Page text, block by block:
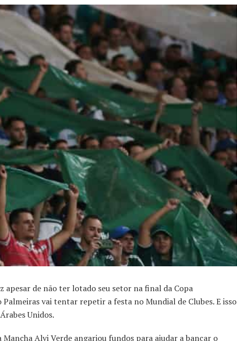
apesar de não ter lotado seu setor na final da Copa
vai tentar repetir a festa no Mundial de Clubes. E isso
Unidos.
Alvi Verde angariou fundos para ajudar a bancar o